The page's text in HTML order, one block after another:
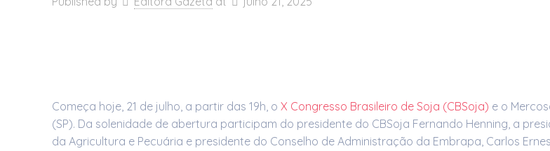
Começa hoje, 21 de julho, a partir das 19h, oX Congresso Brasileiro de Soja (CBSoja) e o
(SP). Da solenidade de abertura participam do presidente do CBSoja Fernando Henning, a
da Agricultura e Pecuária e presidente do Conselho de Administração da Embrapa, Carlos